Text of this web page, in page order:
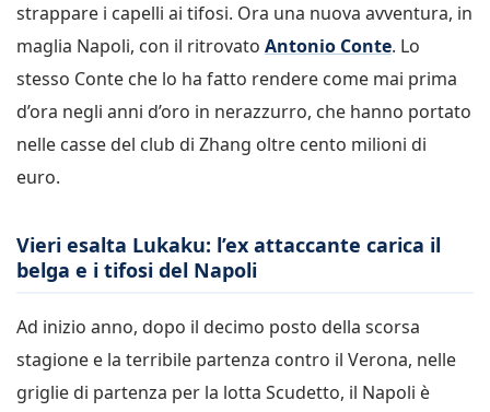
strappare i capelli ai tifosi. Ora una nuova avventura, in
maglia Napoli, con il ritrovato Antonio Conte. Lo
stesso Conte che lo ha fatto rendere come mai prima
d’ora negli anni d’oro in nerazzurro, che hanno portato
nelle casse del club di Zhang oltre cento milioni di
euro.
Vieri esalta Lukaku: l’ex attaccante carica il
belga e i tifosi del Napoli
Ad inizio anno, dopo il decimo posto della scorsa
stagione e la terribile partenza contro il Verona, nelle
griglie di partenza per la lotta Scudetto, il Napoli è